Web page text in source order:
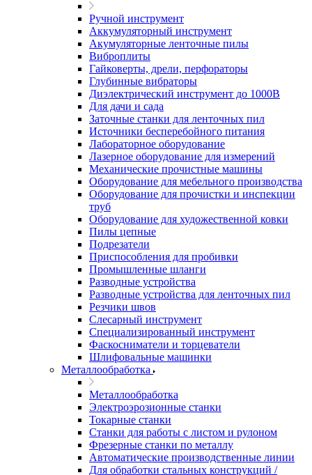
Ручной инструмент
Аккумуляторный инструмент
Акумуляторные ленточные пилы
Виброплиты
Гайковерты, дрели, перфораторы
Глубинные вибраторы
Диэлектрический инструмент до 1000В
Для дачи и сада
Заточные станки для ленточных пил
Источники бесперебойного питания
Лабораторное оборудование
Лазерное оборудование для измерений
Механические прочистные машины
Оборудование для мебельного производства
Оборудование для прочистки и инспекции
труб
Оборудование для художественной ковки
Пилы цепные
Подрезатели
Приспособления для пробивки
Промышленные шланги
Разводные устройства
Разводные устройства для ленточных пил
Резчики швов
Слесарный инструмент
Специализированный инструмент
Фаскосниматели и торцеватели
Шлифовальные машинки
Металлообработка
Металлообработка
Электроэрозионные станки
Токарные станки
Станки для работы с листом и рулоном
Фрезерные станки по металлу
Автоматические производственные линии
Для обработки стальных конструкций /